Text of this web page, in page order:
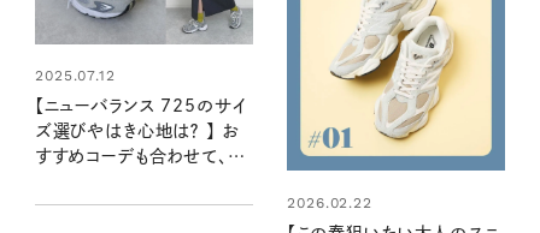
2025.07.12
【ニューバランス 725のサイ
ズ選びやはき心地は？ 】 お
すすめコーデも合わせて、靴
らいました！
2026.02.22